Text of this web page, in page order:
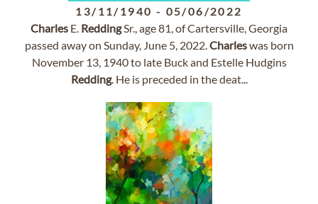
13/11/1940 - 05/06/2022
Charles E. ReddingSr., age 81, of Cartersville, Georgia
passed away on Sunday, June 5, 2022.Charleswas born
November 13, 1940 to late Buck and Estelle Hudgins
Redding. He is preceded in the deat...